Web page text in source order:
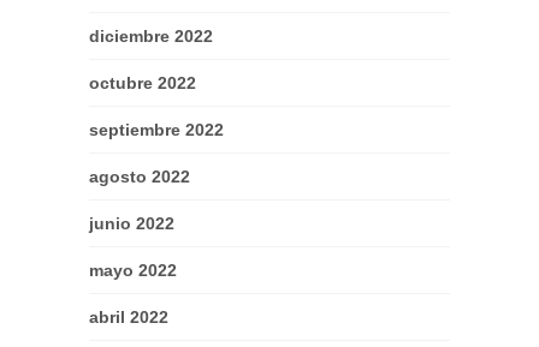
diciembre 2022
octubre 2022
septiembre 2022
agosto 2022
junio 2022
mayo 2022
abril 2022